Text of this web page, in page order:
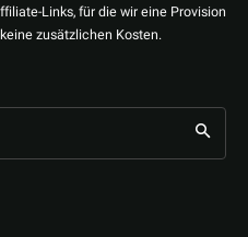
Links, für die wir eine Provision
zusätzlichen Kosten.